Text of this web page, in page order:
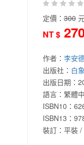
定價：300
NT $
作者： 李安
出版社： 白
出版日期：
語言： 繁體
ISBN10：
ISBN13：
裝訂：平裝